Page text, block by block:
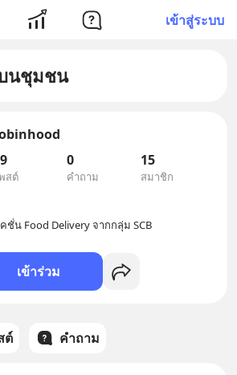
เข้าสู่ระบบ
นชุมชน
สต์
0
คำถาม
15
สมาชิก
ชั่น Food Delivery จากกลุ่ม SCB
เข้าร่วม
ต์ คำถาม